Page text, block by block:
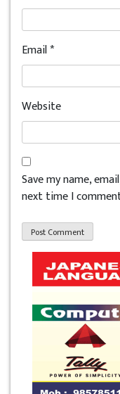
Email*
Website
Save my name,
next time I